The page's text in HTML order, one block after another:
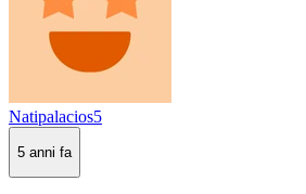
Natipalacios5
5 anni fa